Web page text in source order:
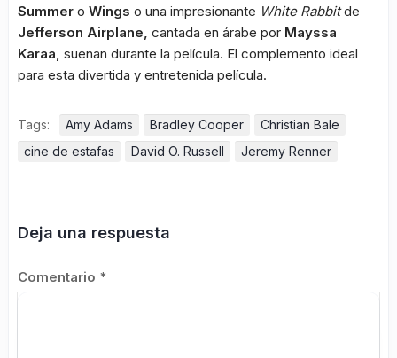
Summer o Wings o una impresionante White Rabbitde
Jefferson Airplane, cantada en árabe por Mayssa
Karaa, suenan durante la película. El complemento ideal
para esta divertida y entretenida película.
Tags: Amy Adams Bradley Cooper
Christian Bale
cine de estafas
David O. Russell Jeremy Renner
Deja una respuesta
Comentario *